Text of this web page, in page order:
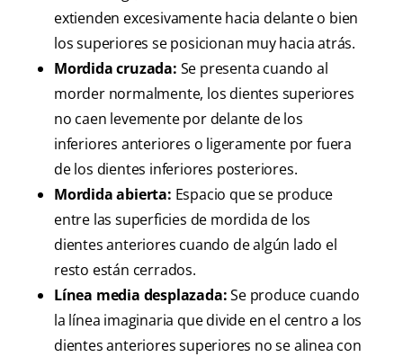
extienden excesivamente hacia delante o bien
los superiores se posicionan muy hacia atrás.
Mordida cruzada: Se presenta cuando al
morder normalmente, los dientes superiores
no caen levemente por delante de los
inferiores anteriores o ligeramente por fuera
de los dientes inferiores posteriores.
Mordida abierta: Espacio que se produce
entre las superficies de mordida de los
dientes anteriores cuando de algún lado el
resto están cerrados.
Línea media desplazada:Se produce cuando
la línea imaginaria que divide en el centro a los
dientes anteriores superiores no se alinea con